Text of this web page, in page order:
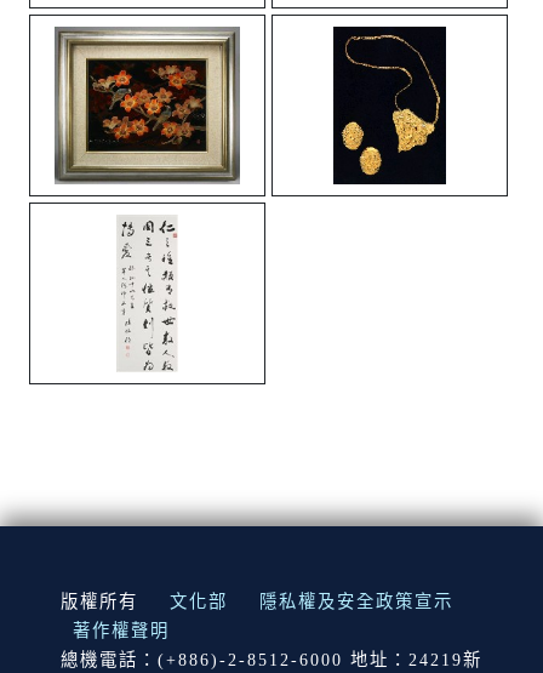
:::
版權所有 文化部
隱私權及安全政策宣示
著作權聲明
總機電話：(+886)-2-8512-6000 地址：24219新